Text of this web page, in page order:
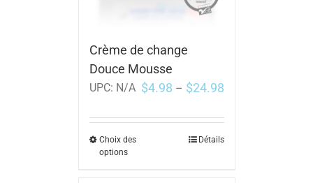
Crème de change
Douce Mousse
UPC: N/A $4.98 – $24.98
Choix des
options
Détails